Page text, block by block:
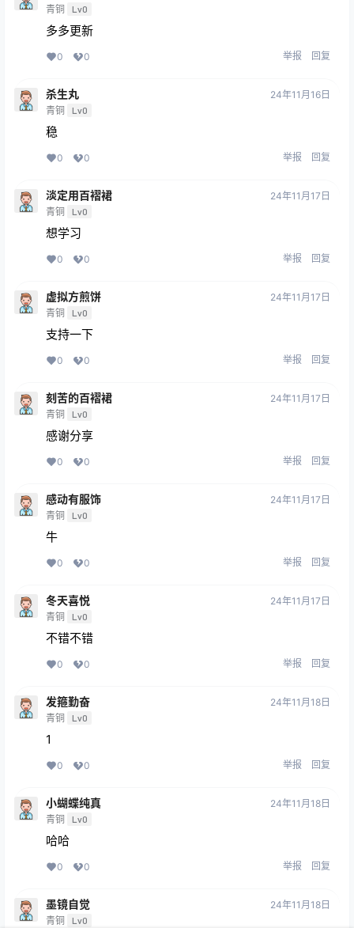
青铜 Lv0
多多更新
0 0 举报 回复
杀生丸
青铜 Lv0
24年11月16日
稳
0 0 举报 回复
淡定用百褶裙
青铜 Lv0
24年11月17日
想学习
0 0 举报 回复
虚拟方煎饼
青铜 Lv0
24年11月17日
支持一下
0 0 举报 回复
刻苦的百褶裙
青铜 Lv0
24年11月17日
感谢分享
0 0 举报 回复
感动有服饰
青铜 Lv0
24年11月17日
牛
0 0 举报 回复
冬天喜悦
青铜 Lv0
24年11月17日
不错不错
0 0 举报 回复
发箍勤奋
青铜 Lv0
24年11月18日
1
0 0 举报 回复
小蝴蝶纯真
青铜 Lv0
24年11月18日
哈哈
0 0 举报 回复
墨镜自觉
青铜 Lv0
24年11月18日